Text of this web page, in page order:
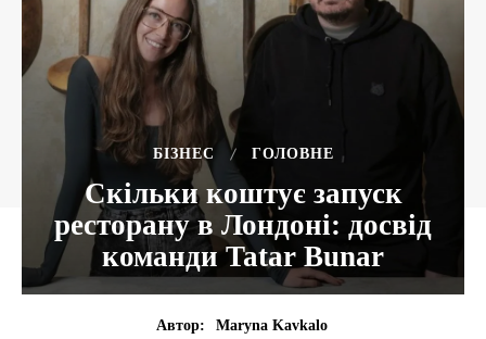
БІЗНЕС ГОЛОВНЕ
Скільки коштує запуск
ресторану в Лондоні: досвід
команди Tatar Bunar
Автор:
Maryna Kavkalo